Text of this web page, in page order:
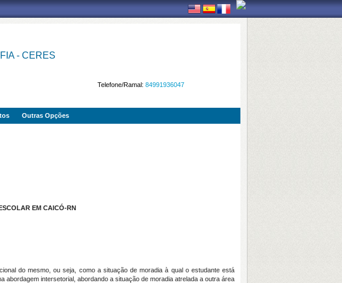
- CERES
Telefone/Ramal: 84991936047
Outras Opções
EM CAICÓ-RN
do mesmo, ou seja, como a situação de moradia à qual o estudante está
intersetorial, abordando a situação de moradia atrelada a outra área